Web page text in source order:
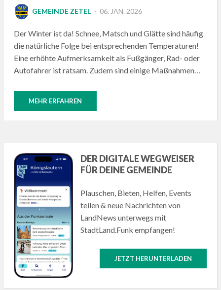
GEMEINDE ZETEL
POSTED
06. JAN. 2026
Der Winter ist da! Schnee, Matsch und Glätte sind häufig
die natürliche Folge bei entsprechenden Temperaturen!
Eine erhöhte Aufmerksamkeit als Fußgänger, Rad- oder
Autofahrer ist ratsam. Zudem sind einige Maßnahmen…
MEHR ERFAHREN
DER DIGITALE WEGWEISER
FÜR DEINE GEMEINDE
Plauschen, Bieten, Helfen, Events
teilen & neue Nachrichten von
LandNews unterwegs mit
StadtLand.Funk empfangen!
JETZT HERUNTERLADEN